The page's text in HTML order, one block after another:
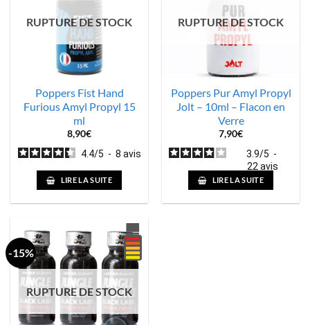
RUPTURE DE STOCK
Poppers Fist Hand
Furious Amyl Propyl 15
ml
8,90€
4.4/5 - 8 avis
LIRE LA SUITE
RUPTURE DE STOCK
Poppers Pur Amyl Propyl
Jolt – 10ml – Flacon en
Verre
7,90€
3.9/5 -
22avis
LIRE LA SUITE
-15%
RUPTURE DE STOCK